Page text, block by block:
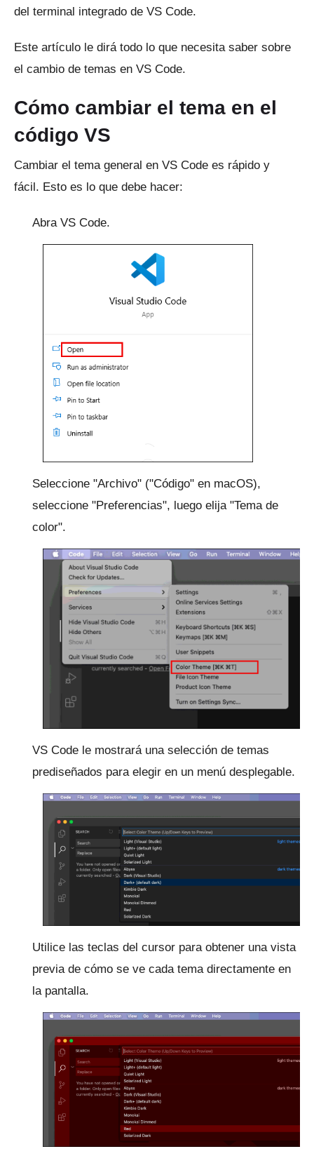
del terminal integrado de VS Code.
Este artículo le dirá todo lo que necesita saber sobre
el cambio de temas en VS Code.
Cómo cambiar el tema en el
código VS
Cambiar el tema general en VS Code es rápido y
fácil. Esto es lo que debe hacer:
Abra VS Code.
Seleccione "Archivo" ("Código" en macOS),
seleccione "Preferencias", luego elija "Tema de
color".
VS Code le mostrará una selección de temas
prediseñados para elegir en un menú desplegable.
Utilice las teclas del cursor para obtener una vista
previa de cómo se ve cada tema directamente en
la pantalla.